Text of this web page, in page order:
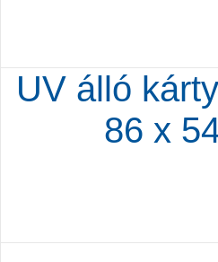
UV álló
86 x